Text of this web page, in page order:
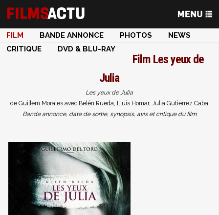
FILM BANDE ANNONCE PHOTOS
NEWS
CRITIQUE
DVD & BLU-RAY
Film Les yeux de
Julia
Les yeux de Julia
de Guillem Morales avec Belén Rueda, Lluis Homar, Julia Gutierrez Caba
Bande annonce, date de sortie, synopsis, avis et critique du film